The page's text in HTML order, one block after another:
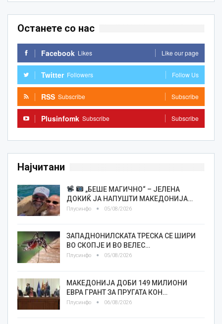
Останете со нас
Facebook Likes Like our page
Twitter Followers Follow Us
RSS Subscribe Subscribe
Plusinfomk Subscribe Subscribe
Најчитани
„БЕШЕ МАГИЧНО“ – ЈЕЛЕНА
ДОКИЌ ЈА НАПУШТИ МАКЕДОНИЈА…
Плусинфо 05/08/2026
ЗАПАДНОНИЛСКАТА ТРЕСКА СЕ ШИРИ
ВО СКОПЈЕ И ВО ВЕЛЕС…
Плусинфо 05/08/2026
МАКЕДОНИЈА ДОБИ 149 МИЛИОНИ
ЕВРА ГРАНТ ЗА ПРУГАТА КОН…
Плусинфо 06/08/2026